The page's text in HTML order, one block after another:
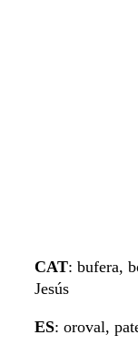
CAT: bufera,
Jesús
ES: oroval,